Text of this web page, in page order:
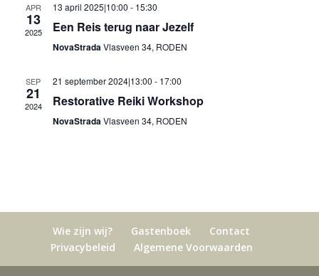
APR
13
2025
13 april 2025|10:00 - 15:30
Een Reis terug naar Jezelf
NovaStradaVlasveen 34, RODEN
SEP
21
2024
21 september 2024|13:00 - 17:00
Restorative Reiki Workshop
NovaStradaVlasveen 34, RODEN
Wie zijn wij? Gastenboek
Contact
Privacybeleid
Algemene Voorwaarden